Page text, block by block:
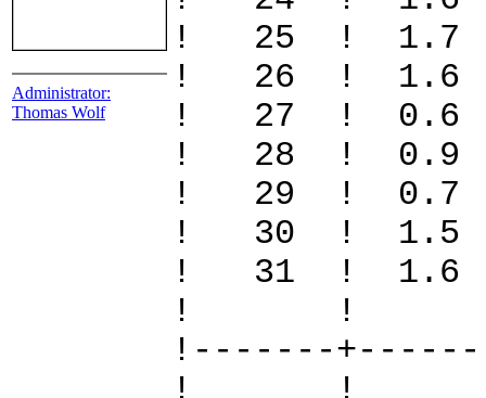
Administrator:
Thomas Wolf
! 25 ! 1.7
! 26 ! 1.6
! 27 !
! 28 ! 0.9
! 29 ! 0.7
! 30 !
! 31 !
!
!-------